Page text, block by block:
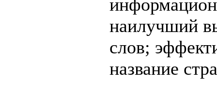
наилучший
слов;
название